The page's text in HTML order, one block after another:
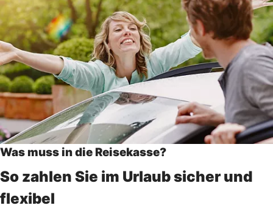
Was muss in die Reisekasse?
So zahlen Sie im Urlaub sicher und
flexibel